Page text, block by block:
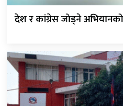
देश र कांग्रेस जोड्ने